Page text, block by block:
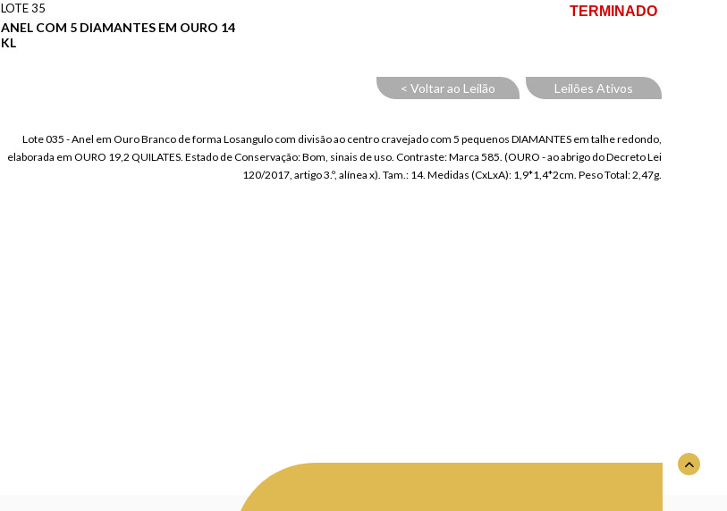
LOTE 35
ANEL COM 5 DIAMANTES EM OURO 14
KL
TERMINADO
< Voltar ao Leilão Leilões Ativos
Lote 035 - Anel em Ouro Branco de forma Losangulo com divisão ao centro cravejado com 5 pequenos DIAMANTES em talhe redondo,
elaborada em OURO 19,2 QUILATES. Estado de Conservação: Bom, sinais de uso. Contraste: Marca 585. (OURO - ao abrigo do Decreto Lei
120/2017, artigo 3.º, alínea x). Tam.: 14. Medidas (CxLxA): 1,9*1,4*2cm. Peso Total: 2,47g.